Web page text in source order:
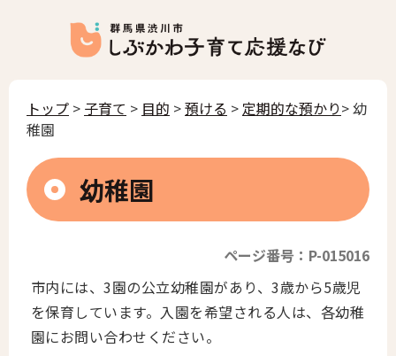
トップ > 子育て > 目的 >預ける > 定期的な預かり> 幼
稚園
幼稚園
ページ番号：P-015016
市内には、3園の公立幼稚園があり、3歳から5歳児
を保育しています。入園を希望される人は、各幼稚
園にお問い合わせください。